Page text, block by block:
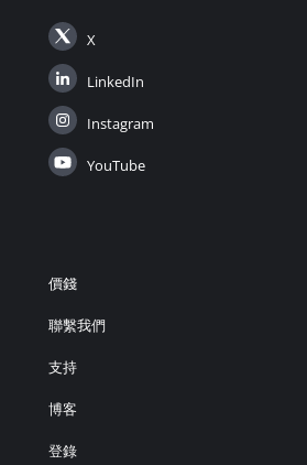
X
LinkedIn
Instagram
YouTube
價錢
聯繫我們
支持
博客
登錄